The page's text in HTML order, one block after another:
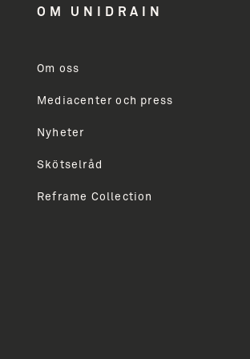
Modtager du ikke allerede vores
markedsføring vedrørende
OM UNIDRAIN
Om oss
Mediacenter och press
Nyheter
Skötselråd
Reframe Collection